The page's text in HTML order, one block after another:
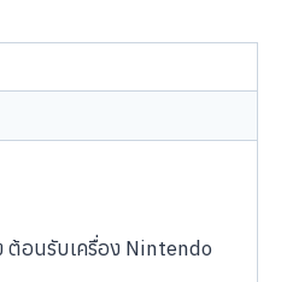
ต้อนรับเครื่อง Nintendo